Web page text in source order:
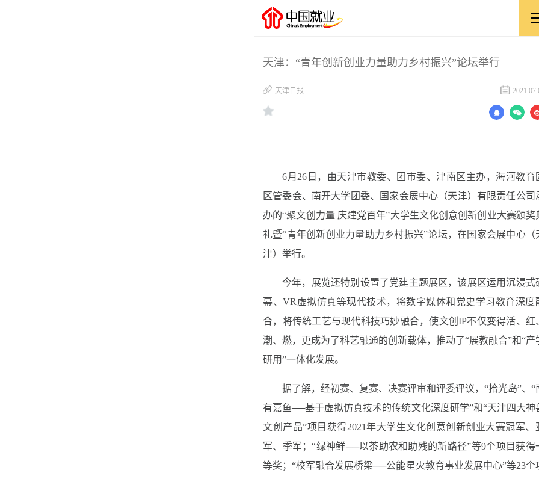
天津：“青年创新创业力量助力乡村振兴”论坛举行
天津日报
6月26日，由天津市教委、团市委、津南区主办，海河教育
区管委会、南开大学团委、国家会展中心（天津）有限责任公司
办的“聚文创力量 庆建党百年”大学生文化创意创新创业大赛颁奖
礼暨“青年创新创业力量助力乡村振兴”论坛，在国家会展中心（
津）举行。
今年，展览还特别设置了党建主题展区，该展区运用沉浸式
幕、VR虚拟仿真等现代技术，将数字媒体和党史学习教育深度
合，将传统工艺与现代科技巧妙融合，使文创IP不仅变得活、红
潮、燃，更成为了科艺融通的创新载体，推动了“展教融合”和“产
研用”一体化发展。
据了解，经初赛、复赛、决赛评审和评委评议，“拾光岛”、“
有嘉鱼──基于虚拟仿真技术的传统文化深度研学”和“天津四大神
文创产品”项目获得2021年大学生文化创意创新创业大赛冠军、
军、季军；“绿神鲜──以茶助农和助残的新路径”等9个项目获得
等奖；“校军融合发展桥梁──公能星火教育事业发展中心”等23个